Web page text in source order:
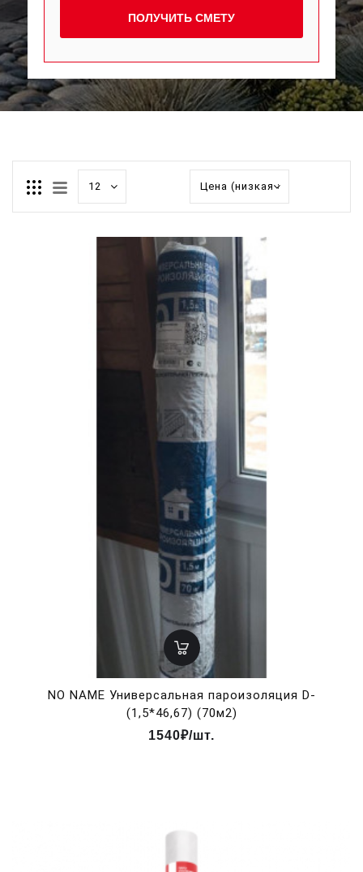
ПОЛУЧИТЬ СМЕТУ
NO NAME Универсальная пароизоляция D-
(1,5*46,67) (70м2)
1540₽/шт.